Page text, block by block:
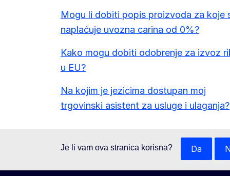
Mogu li dobiti popis proizvoda za koje
naplaćuje uvozna carina od 0%?
Kako mogu dobiti odobrenje za izvoz
u EU?
Na kojim je jezicima dostupan moj
trgovinski asistent za usluge i ulaganja?
Je li vam ova stranica korisna? Da